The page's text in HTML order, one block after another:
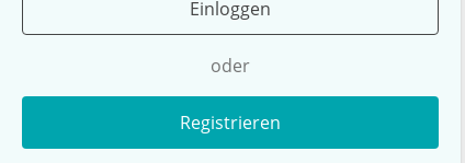
Einloggen
oder
Registrieren